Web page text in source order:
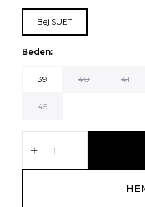
Bej SÜET
Beden:
39 40 41
45